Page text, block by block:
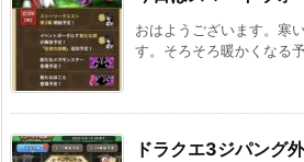
おはようございます。寒
す。そろそろ暖かくなる
ドラクエ3ジパング